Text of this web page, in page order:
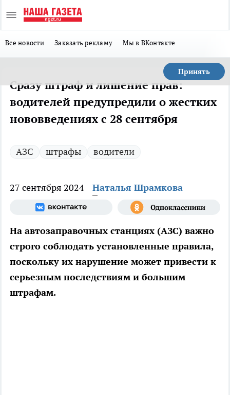
Все новости Заказать рекламу Мы в ВКонтакте
Принять
Сразу штраф и лишение прав:
водителей предупредили о жестких
нововведениях с 28 сентября
АЗС штрафы водители
27 сентября 2024 Наталья Шрамкова
На автозаправочных станциях (АЗС) важно
строго соблюдать установленные правила,
поскольку их нарушение может привести к
серьезным последствиям и большим
штрафам.